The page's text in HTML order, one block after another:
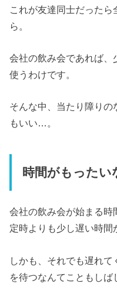
これが友達同士だった
ら。
会社の飲み会であれば、
使うわけです。
そんな中、当たり障り
もいい…。
時間がもったい
会社の飲み会が始まる時
定時よりも少し遅い時間
しかも、それでも遅れ
を待つなんてこともしば